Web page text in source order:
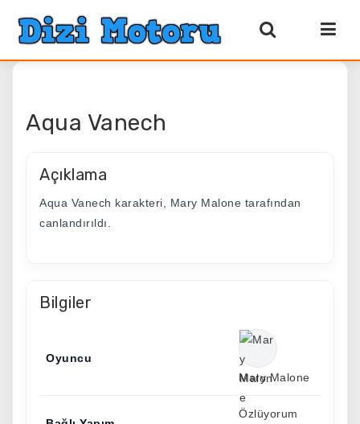
Aqua Vanech
Açıklama
Aqua Vanech karakteri, Mary Malone tarafından
canlandırıldı.
Bilgiler
Oyuncu
Mary Malone
Özlüyorum